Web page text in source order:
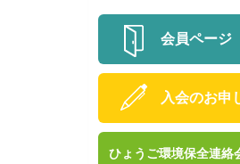
会員ページ
入会のお申
ひょうご環境保全連絡